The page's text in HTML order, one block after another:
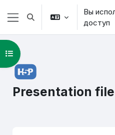
Перейти к основному
Боковая панель
Изменить данные
Вы
доступ
Presentation
Открыть оглавление курса